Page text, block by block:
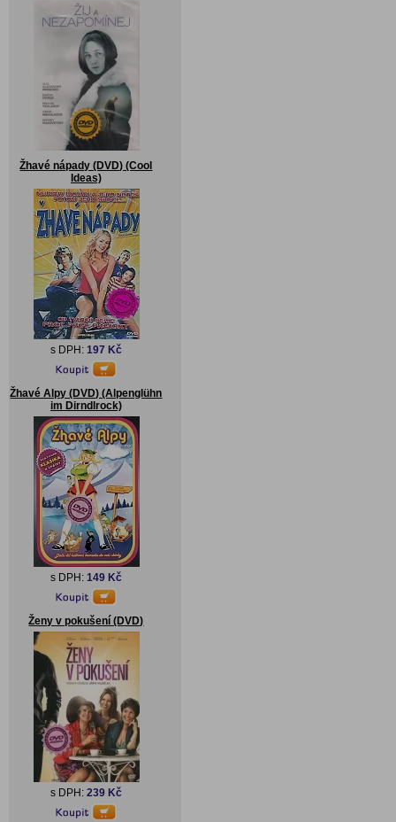
Žhavé nápady (DVD) (Cool
Ideas)
s DPH: 197 Kč
Žhavé Alpy (DVD) (Alpenglühn
im Dirndlrock)
s DPH: 149 Kč
Ženy v pokušení (DVD)
s DPH: 239 Kč